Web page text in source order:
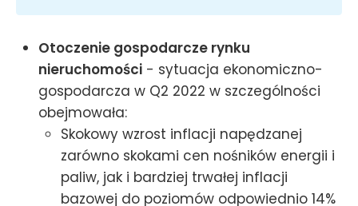
Otoczenie gospodarcze rynku
nieruchomości - sytuacja ekonomiczno-
gospodarcza w Q2 2022 w szczególności
obejmowała:
Skokowy wzrost inflacji napędzanej
zarówno skokami cen nośników energii i
paliw, jak i bardziej trwałej inflacji
bazowej do poziomów odpowiednio 14%